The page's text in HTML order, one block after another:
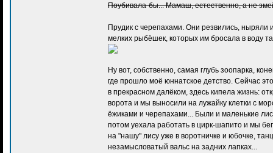
Поубивала-бы... Мамаш, естественно, а не
Прудик с черепахами. Они резвились, ныряли
мелких рыбёшек, которых им бросала в воду
Ну вот, собственно, самая глубь зоопарка,
где прошло моё юннатское детство. Сейчас
в прекрасном далёком, здесь кипела жизнь:
ворота и мы выносили на лужайку клетки с
ёжиками и черепахами... Были и маленькие
потом уехала работать в цирк-шапито и мы
на "нашу" лису уже в воротничке и юбочке,
незамысловатый вальс на задних лапках...